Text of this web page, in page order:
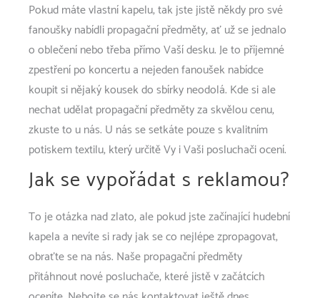
Pokud máte vlastní kapelu, tak jste jistě někdy pro své
fanoušky nabídli propagační předměty, ať už se jednalo
o oblečení nebo třeba přímo Vaší desku. Je to příjemné
zpestření po koncertu a nejeden fanoušek nabídce
koupit si nějaký kousek do sbírky neodolá. Kde si ale
nechat udělat propagační předměty za skvělou cenu,
zkuste to u nás. U nás se setkáte pouze s kvalitním
potiskem textilu, který určitě Vy i Vaši posluchači ocení.
Jak se vypořádat s reklamou?
To je otázka nad zlato, ale pokud jste začínající hudební
kapela a nevíte si rady jak se co nejlépe zpropagovat,
obraťte se na nás. Naše propagační předměty
přitáhnout nové posluchače, které jistě v začátcích